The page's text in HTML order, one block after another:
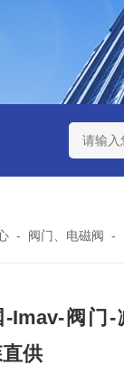
08 M 02
- 阀门、电磁阀 -
Imav-阀门-
供